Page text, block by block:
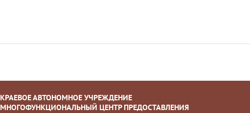
КРАЕВОЕ АВТОНОМНОЕ УЧРЕЖДЕНИЕ
МНОГОФУНКЦИОНАЛЬНЫЙ ЦЕНТР ПРЕДОСТАВЛЕНИЯ